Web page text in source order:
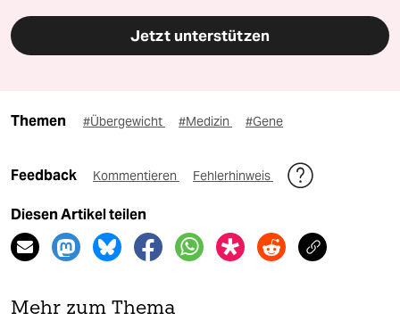
Jetzt unterstützen
Themen #Übergewicht #Medizin #Gene
Feedback Kommentieren Fehlerhinweis
Diesen Artikel teilen
Mehr zum Thema